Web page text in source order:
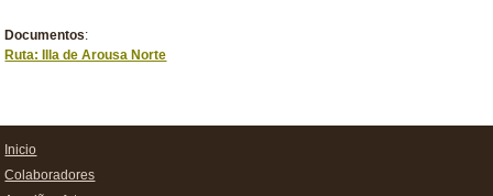
Documentos:
Ruta: Illa de Arousa Norte
Inicio
Colaboradores